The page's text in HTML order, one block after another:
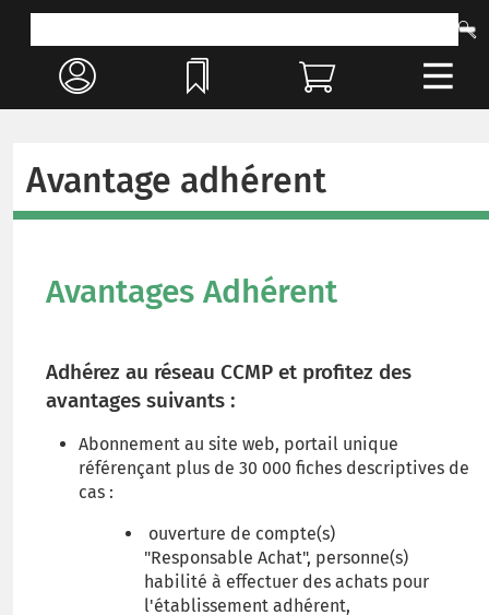
Avantage adhérent
Avantages Adhérent
Adhérez au réseau CCMP et profitez des
avantages suivants :
Abonnement au site web, portail unique
référençant plus de 30 000 fiches descriptives de
cas :
ouverture de compte(s)
"Responsable Achat", personne(s)
habilité à effectuer des achats pour
l'établissement adhérent,